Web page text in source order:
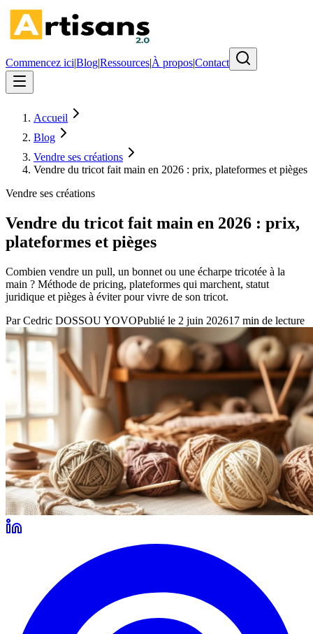
Commencez ici|Blog|Ressources|À propos|Contact
Accueil
Blog
Vendre ses créations
Vendre du tricot fait main en 2026 : prix, plateformes et pièges
Vendre ses créations
Vendre du tricot fait main en 2026 : prix,
plateformes et pièges
Combien vendre un pull, un bonnet ou une écharpe tricotée à la
main ? Méthode de pricing, plateformes qui marchent, statut
juridique et pièges à éviter pour vivre de son tricot.
ParCedric DOSSOU YOVOPublié le 2 juin 202617 min de lecture